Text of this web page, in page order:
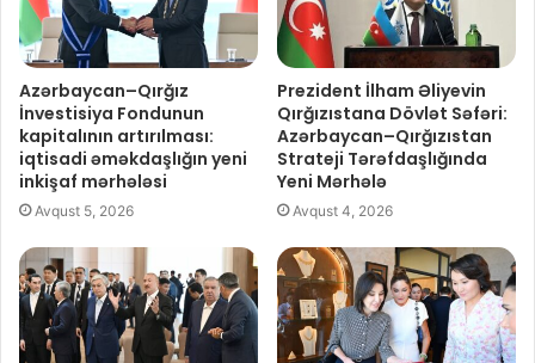
Azərbaycan–Qırğız
İnvestisiya Fondunun
kapitalının artırılması:
iqtisadi əməkdaşlığın yeni
inkişaf mərhələsi
Avqust 5, 2026
Prezident İlham Əliyevin
Qırğızıstana Dövlət Səfəri:
Azərbaycan–Qırğızıstan
Strateji Tərəfdaşlığında
Yeni Mərhələ
Avqust 4, 2026